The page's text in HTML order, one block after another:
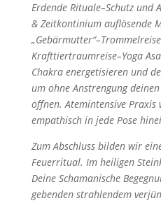
Erdende Rituale–Schutz und
& Zeitkontinium auflösende
Krafttiertraumreise–Yoga
Chakra energetisieren und
um ohne Anstrengung
öffnen. Atemintensive Praxis
empathisch in jede Pose
Zum Abschluss bilden wir
Feuerritual. Im heiligen
Deine Schamanische
gebenden strahlendem